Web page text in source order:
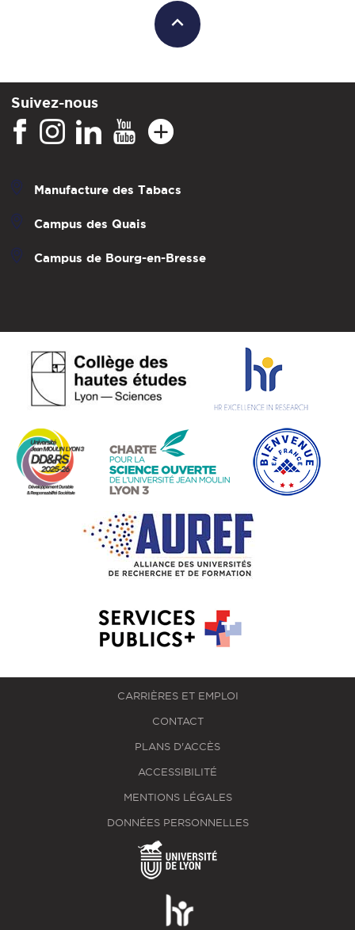
Suivez-nous
Manufacture des Tabacs
Campus des Quais
Campus de Bourg-en-Bresse
CARRIÈRES ET EMPLOI
CONTACT
PLANS D'ACCÈS
ACCESSIBILITÉ
MENTIONS LÉGALES
DONNÉES PERSONNELLES